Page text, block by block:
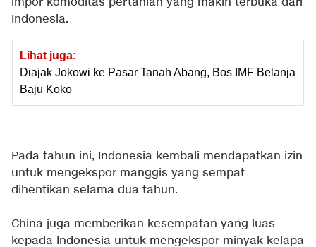
Indonesia.
Lihat juga:
Diajak Jokowi ke Pasar Tanah Abang, Bos IMF Belanja
Baju Koko
Pada tahun ini, Indonesia kembali mendapatkan izin
untuk mengekspor manggis yang sempat
dihentikan selama dua tahun.
China juga memberikan kesempatan yang luas
kepada Indonesia untuk mengekspor minyak kelapa